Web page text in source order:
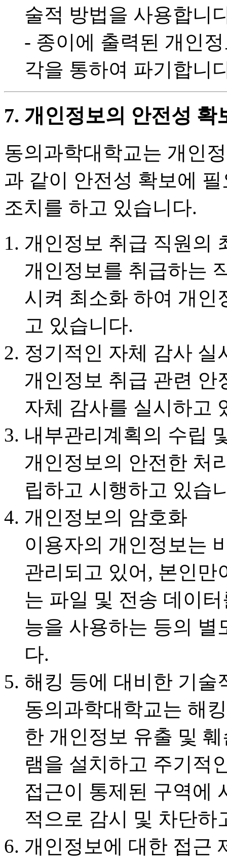
술적 방법을 사용합니
- 종이에 출력된 개인
각을 통하여 파기합니
7. 개인정보의 안전성 확
동의과학대학교는 개인
과 같이 안전성 확보에
조치를 하고 있습니다.
개인정보 취급 직원의
개인정보를 취급하는
시켜 최소화 하여 개인
고 있습니다.
정기적인 자체 감사 실
개인정보 취급 관련 안
자체 감사를 실시하고
내부관리계획의 수립
개인정보의 안전한 처
립하고 시행하고 있습
개인정보의 암호화
이용자의 개인정보는
관리되고 있어, 본인만
는 파일 및 전송 데이
능을 사용하는 등의 별
다.
해킹 등에 대비한 기술
동의과학대학교는 해
한 개인정보 유출 및
램을 설치하고 주기적
접근이 통제된 구역에
적으로 감시 및 차단하
개인정보에 대한 접근